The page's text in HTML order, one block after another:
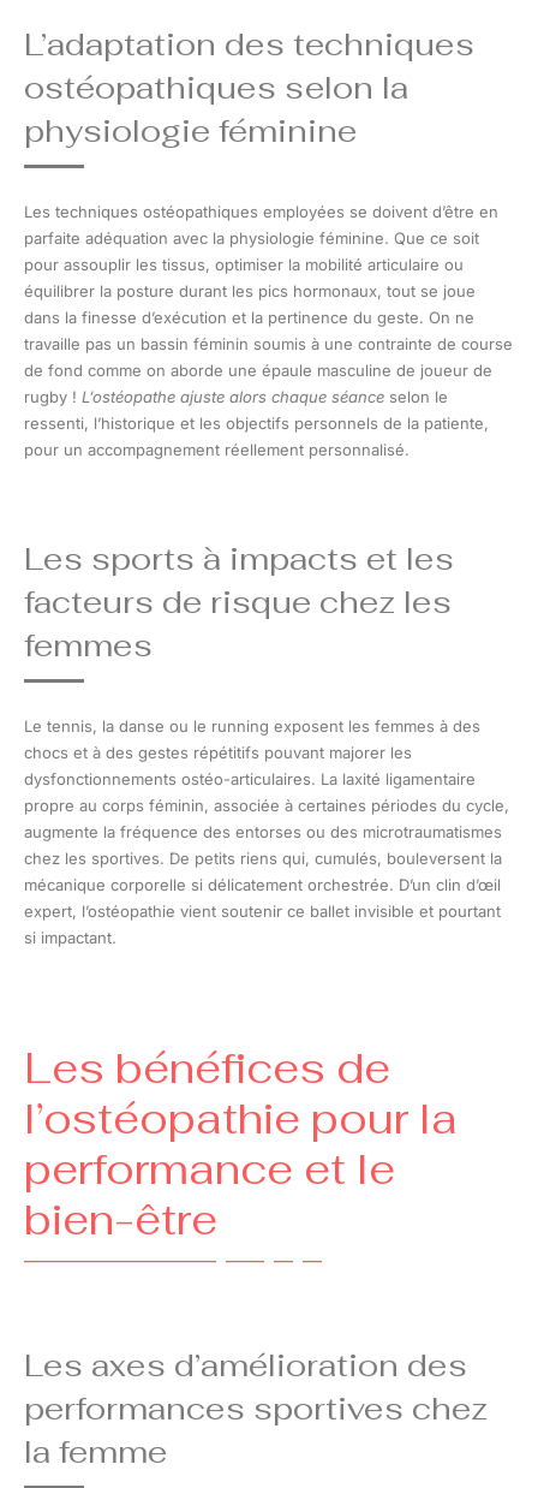
L’adaptation des techniques
ostéopathiques selon la
physiologie féminine
Les techniques ostéopathiques employées se doivent d’être en
parfaite adéquation avec la physiologie féminine. Que ce soit
pour assouplir les tissus, optimiser la mobilité articulaire ou
équilibrer la posture durant les pics hormonaux, tout se joue
dans la finesse d’exécution et la pertinence du geste. On ne
travaille pas un bassin féminin soumis à une contrainte de course
de fond comme on aborde une épaule masculine de joueur de
rugby ! L’ostéopathe ajuste alors chaque séance selon le
ressenti, l’historique et les objectifs personnels de la patiente,
pour un accompagnement réellement personnalisé.
Les sports à impacts et les
facteurs de risque chez les
femmes
Le tennis, la danse ou le running exposent les femmes à des
chocs et à des gestes répétitifs pouvant majorer les
dysfonctionnements ostéo-articulaires. La laxité ligamentaire
propre au corps féminin, associée à certaines périodes du cycle,
augmente la fréquence des entorses ou des microtraumatismes
chez les sportives. De petits riens qui, cumulés, bouleversent la
mécanique corporelle si délicatement orchestrée. D’un clin d’œil
expert, l’ostéopathie vient soutenir ce ballet invisible et pourtant
si impactant.
Les bénéfices de
l’ostéopathie pour la
performance et le
bien-être
Les axes d’amélioration des
performances sportives chez
la femme